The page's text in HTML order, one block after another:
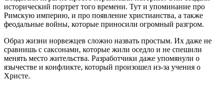
исторический портрет того времени. Тут и упоминание про
Римскую империю, и про появление христианства, а также
феодальные войны, которые приносили огромный разгром.
Образ жизни норвежцев сложно назвать простым. Их даже не
сравнишь с саксонами, которые жили оседло и не спешили
менять место жительства. Разработчики даже упомянули о
язычестве и конфликте, который произошел из-за учения о
Христе.